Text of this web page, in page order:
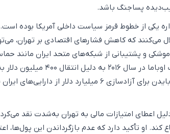
پساجنگ باشد.
یکی از خطوط قرمز سیاست داخلی آمریکا بوده است.
می‌کنند که کاهش فشارهای اقتصادی بر تهران،
و پشتیبانی از شبکه‌های متحد ایران مانند
حزب‌الله و حوثی‌ها کمک کند. پیش‌تر، باراک اوباما در سال ۲۰۱۶ به
هدف حملات شدید قرار گرفت و برنامه جو بایدن برای آزادسازی ۶ میلیارد دلار از دارایی‌های
که پیش‌تر توافق ۲۰۱۵ را به دلیل اعطای امتیازات مالی به تهران به‌شدت نقد
کند. او تأکید دارد که عدم بازگرداندن این پول‌ها،